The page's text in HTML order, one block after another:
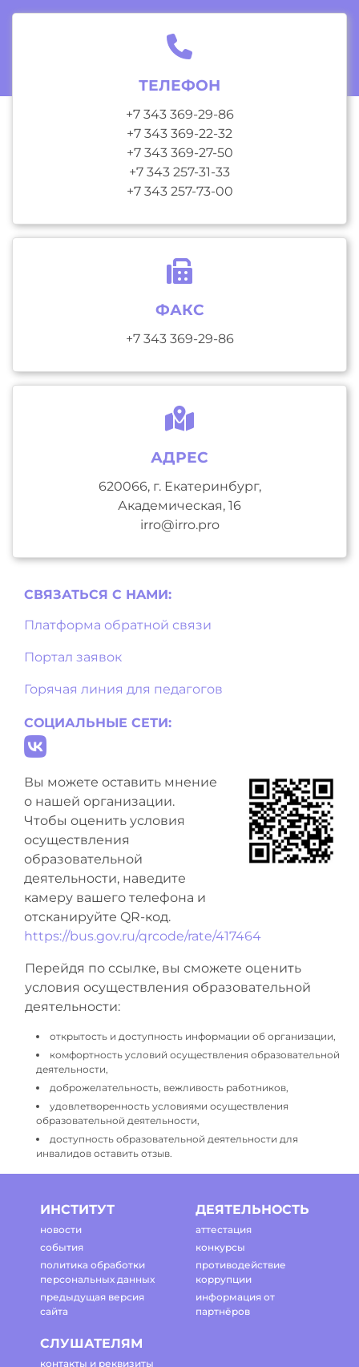
ТЕЛЕФОН
+7 343 369-29-86
+7 343 369-22-32
+7 343 369-27-50
+7 343 257-31-33
+7 343 257-73-00
ФАКС
+7 343 369-29-86
АДРЕС
620066, г. Екатеринбург,
Академическая, 16
irro@irro.pro
СВЯЗАТЬСЯ С НAМИ:
Платформа обратной связи
Портал заявок
Горячая линия для педагогов
СОЦИАЛЬНЫЕ СЕТИ:
Вы можете оставить мнение
о нашей организации.
Чтобы оценить условия
осуществления
образовательной
деятельности, наведите
камеру вашего телефона и
отсканируйте QR-код.
https://bus.gov.ru/qrcode/rate/417464
Перейдя по ссылке, вы сможете оценить
условия осуществления образовательной
деятельности:
открытость и доступность информации об организации,
комфортность условий осуществления образовательной
деятельности,
доброжелательность, вежливость работников,
удовлетворенность условиями осуществления
образовательной деятельности,
доступность образовательной деятельности для
инвалидов оставить отзыв.
ИНСТИТУТ
новости
события
политика обработки
персональных данных
предыдущая версия
сайта
ДЕЯТЕЛЬНОСТЬ
аттестация
конкурсы
противодействие
коррупции
информация от
партнёров
СЛУШАТЕЛЯМ
контакты и реквизиты